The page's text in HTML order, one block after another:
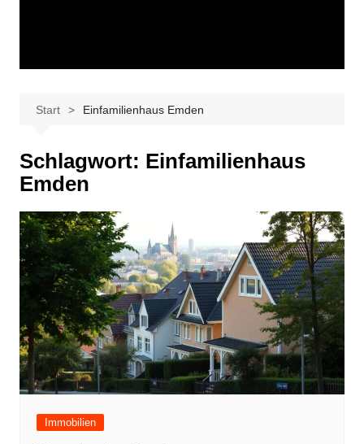
Start Einfamilienhaus Emden
Schlagwort: Einfamilienhaus
Emden
Immobilien